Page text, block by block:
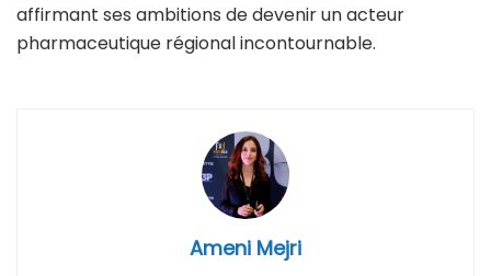
affirmant ses ambitions de devenir un acteur
pharmaceutique régional incontournable.
Ameni Mejri